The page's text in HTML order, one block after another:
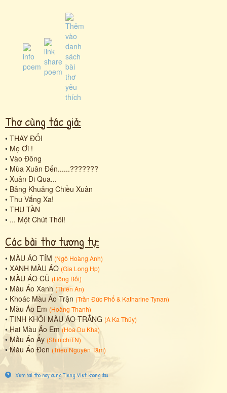
Thơ cùng tác giả:
• THAY ĐỔI
• Mẹ Ơi !
• Vào Đông
• Mùa Xuân Đến......???????
• Xuân Đi Qua...
• Bâng Khuâng Chiều Xuân
• Thu Vắng Xa!
• THU TÀN
• ... Một Chút Thôi!
Các bài thơ tương tự:
• MÀU ÁO TÍM (Ngô Hoàng Anh)
• XANH MÀU ÁO (Gia Long Hp)
• MÀU ÁO CŨ (Hồng Bối)
• Màu Áo Xanh (Thiên Ân)
• Khoác Màu Áo Trận (Trần Đức Phổ & Katharine Tynan)
• Màu Áo Em (Hoàng Thanh)
• TINH KHÔI MÀU ÁO TRẮNG (A Ka Thủy)
•Hai Màu Áo Em (Hoa Du Kha)
• Mầu Áo Ấy (ShinichiTN)
•Màu Áo Đen (Triệu Nguyên Tâm)
Xem bai tho nay dung Tieng Viet khong dau